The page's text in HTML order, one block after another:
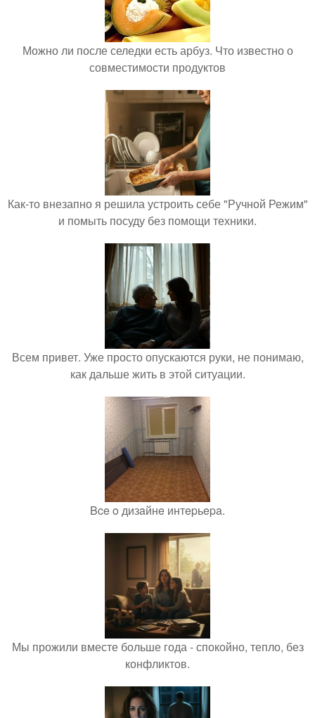
Можно ли после селедки есть арбуз. Что известно о
совместимости продуктов
Как-то внезапно я решила устроить себе "Ручной Режим"
и помыть посуду без помощи техники.
Всем привет. Уже просто опускаются руки, не понимаю,
как дальше жить в этой ситуации.
Bce o дизaйнe интepьepa.
Мы прожили вместе больше года - спокойно, тепло, без
конфликтов.